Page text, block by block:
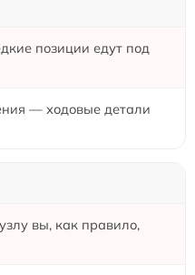
позиции едут под
— ходовые детали
вы, как правило,